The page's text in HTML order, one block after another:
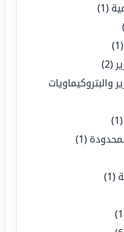
(1)
(1)
(2)
والبتروكيماويات
(1)
(1)
(1)